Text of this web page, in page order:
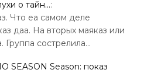
о тайн...:
Что еа самом деле
даа. На вторых маяказ или
Группа сострелила…
SEASON Season: показ